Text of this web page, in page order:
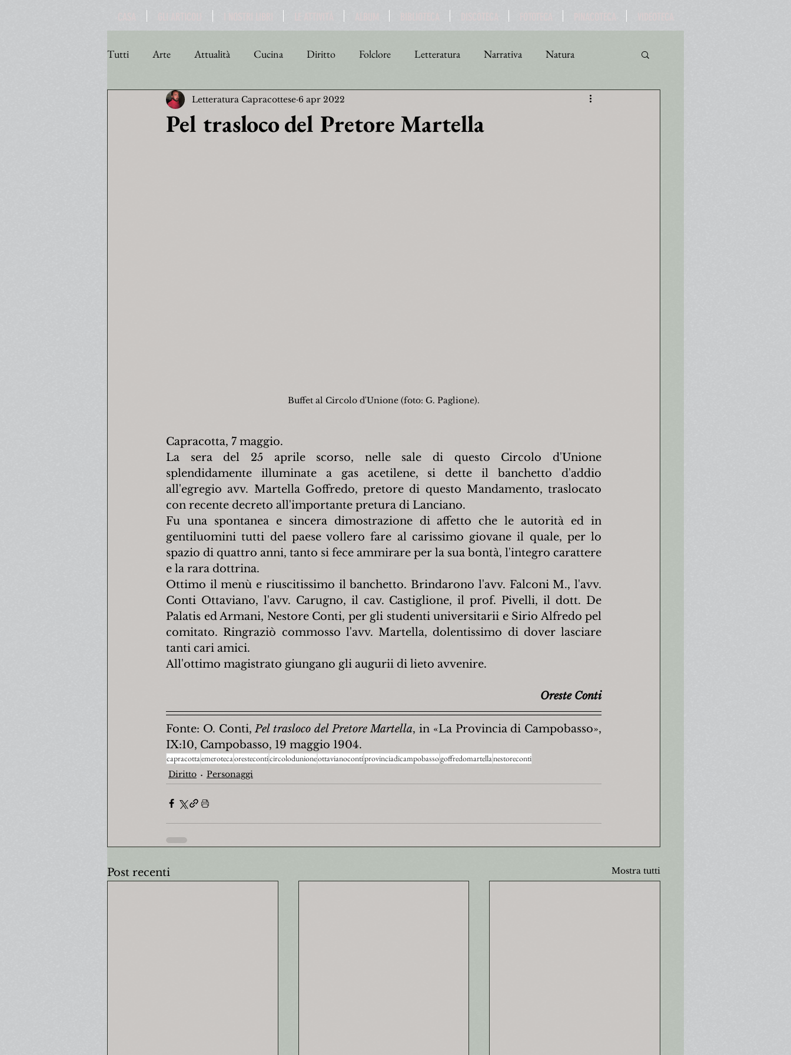
Tutti Arte Attualità Cucina Diritto Folclore Letteratura Narrativa Natura
Personaggi Poesia Politica Religione Turismo
Pel trasloco del Pretore Martella
Letteratura Capracottese 6 apr 2022
Buffet al Circolo d'Unione (foto: G. Paglione).
Capracotta, 7 maggio.
La sera del 25 aprile scorso, nelle sale di questo Circolo d'Unione
splendidamente illuminate a gas acetilene, si dette il banchetto d'addio
all'egregio avv. Martella Goffredo, pretore di questo Mandamento, traslocato
con recente decreto all'importante pretura di Lanciano.
Fu una spontanea e sincera dimostrazione di affetto che le autorità ed in
gentiluomini tutti del paese vollero fare al carissimo giovane il quale, per lo
spazio di quattro anni, tanto si fece ammirare per la sua bontà, l'integro carattere
e la rara dottrina.
Ottimo il menù e riuscitissimo il banchetto. Brindarono l'avv. Falconi M., l'avv.
Conti Ottaviano, l'avv. Carugno, il cav. Castiglione, il prof. Pivelli, il dott. De
Palatis ed Armani, Nestore Conti, per gli studenti universitarii e Sirio Alfredo pel
comitato. Ringraziò commosso l'avv. Martella, dolentissimo di dover lasciare
tanti cari amici.
All'ottimo magistrato giungano gli augurii di lieto avvenire.
Oreste Conti
Fonte: O. Conti, Pel trasloco del Pretore Martella, in «La Provincia di Campobasso»,
IX:10, Campobasso, 19 maggio 1904.
capracottaemerotecaoresteconticircolodunioneottavianocontiprovinciadicampobassogoffredomartella nestoreconti
Diritto
Personaggi
Post recenti Mostra tutti